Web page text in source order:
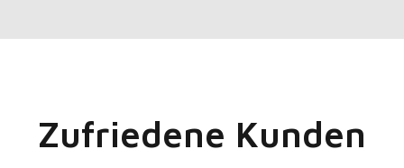
Zufriedene Kunden